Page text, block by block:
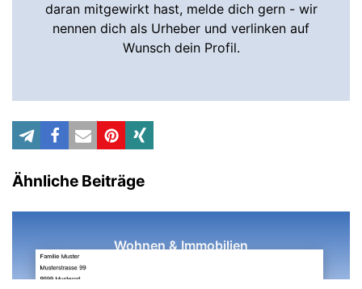
daran mitgewirkt hast, melde dich gern - wir
nennen dich als Urheber und verlinken auf
Wunsch dein Profil.
Ähnliche Beiträge
Wohnen & Immobilien